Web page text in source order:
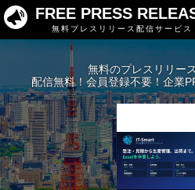
FREE PRESS
無料プレスリリース配信サービス
無料のプレスリリー
配信無料！会員登録不要！企業